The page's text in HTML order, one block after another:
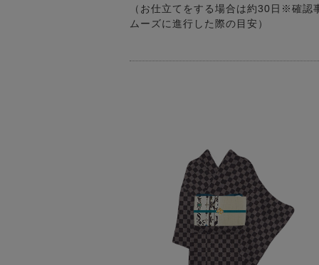
（お仕立てをする場合は約30日※確認
ムーズに進行した際の目安）